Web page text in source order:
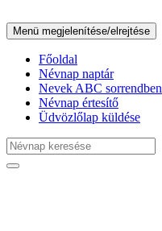
Menü megjelenítése/elrejtése
Főoldal
Névnap naptár
Nevek ABC sorrendben
Névnap értesítő
Üdvözlőlap küldése